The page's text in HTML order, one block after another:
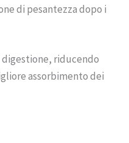
di pesantezza dopo i
digestione, riducendo
assorbimento dei